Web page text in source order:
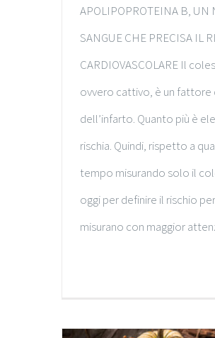
APOLIPOPROTEINA B, UN
SANGUE CHE PRECISA IL
CARDIOVASCOLARE Il
ovvero cattivo, è un fattore
dell’infarto. Quanto più è
rischia. Quindi, rispetto a
tempo misurando solo il
oggi per definire il rischio
misurano con maggior